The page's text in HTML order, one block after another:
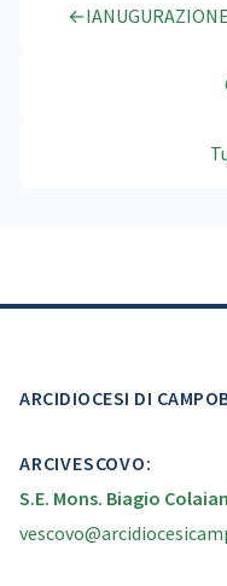
←
ARCIDIOCESI DI
ARCIVESCOVO:
S.E. Mons. Biagio